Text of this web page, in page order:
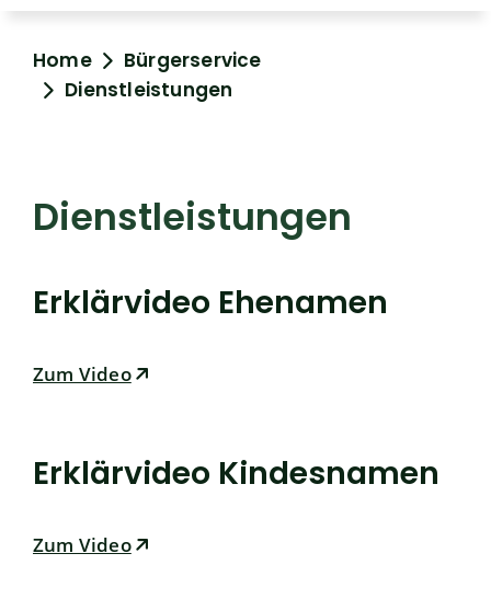
Home
Bürgerservice
Dienstleistungen
Dienstleistungen
Erklärvideo Ehenamen
Zum Video
Erklärvideo Kindesnamen
Zum Video